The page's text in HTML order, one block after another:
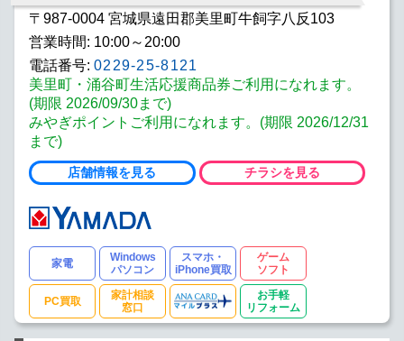
〒987-0004 宮城県遠田郡美里町牛飼字八反103
営業時間: 10:00～20:00
電話番号: 0229-25-8121
美里町・涌谷町生活応援商品券ご利用になれます。
(期限 2026/09/30まで)
みやぎポイントご利用になれます。(期限 2026/12/31
まで)
店舗情報を見る チラシを見る
家電
Windows
パソコン
スマホ・
iPhone買取
ゲーム
ソフト
PC買取
家計相談
窓口
お手軽
リフォーム